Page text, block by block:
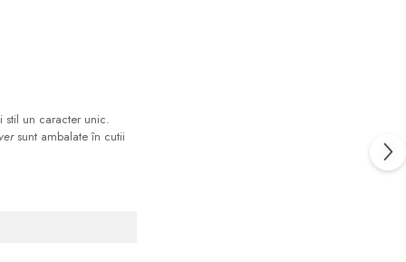
un caracter unic.
sunt ambalate în cutii